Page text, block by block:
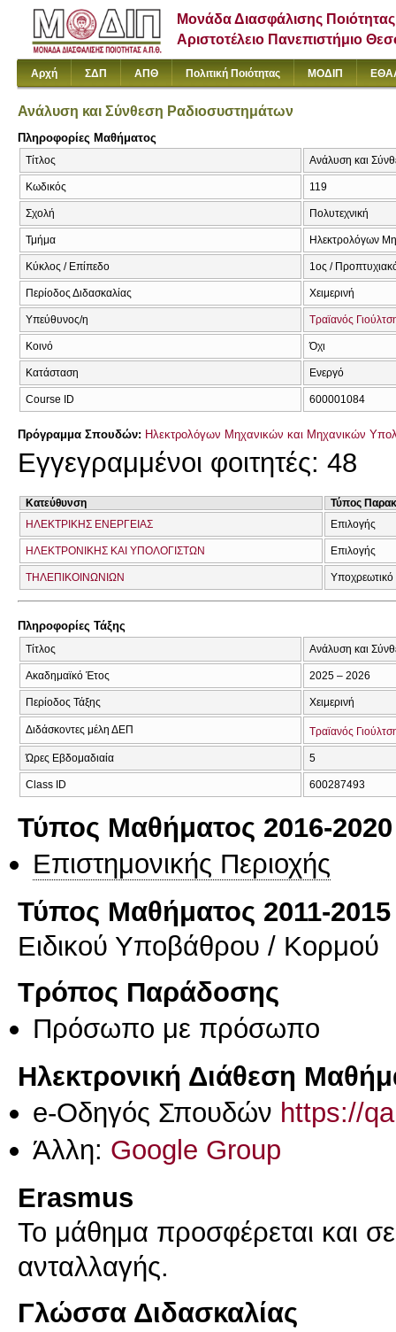
Μονάδα Διασφάλισης Ποιότητας
Αριστοτέλειο Πανεπιστήμιο
Αρχή ΣΔΠ ΑΠΘ Πολιτική Ποιότητας ΜΟΔΙΠ
Ανάλυση και Σύνθεση Ραδιοσυστημάτων
Πληροφορίες Μαθήματος
Τίτλος Ανάλυση και
Κωδικός 119
Σχολή Πολυτεχνική
Τμήμα Ηλεκτρολόγων
Κύκλος / Επίπεδο 1ος /
Περίοδος Διδασκαλίας Χειμερινή
Υπεύθυνος/η Τραϊανός
Κοινό Όχι
Κατάσταση Ενεργό
Course ID 600001084
Πρόγραμμα Σπουδών: Ηλεκτρολόγων Μηχανικών και Μηχανικών
Εγγεγραμμένοι φοιτητές: 48
Κατεύθυνση
Τύπος
ΗΛΕΚΤΡΙΚΗΣ ΕΝΕΡΓΕΙΑΣ
Επιλογής
ΗΛΕΚΤΡΟΝΙΚΗΣ ΚΑΙ ΥΠΟΛΟΓΙΣΤΩΝ Επιλογής
ΤΗΛΕΠΙΚΟΙΝΩΝΙΩΝ Υποχρεωτικό
Πληροφορίες Τάξης
Τίτλος Ανάλυση και
Ακαδημαϊκό Έτος 2025 – 2026
Περίοδος Τάξης Χειμερινή
Διδάσκοντες μέλη ΔΕΠ Τραϊανός
Ώρες Εβδομαδιαία 5
Class ID 600287493
Τύπος Μαθήματος 2016-2020
Επιστημονικής Περιοχής
Τύπος Μαθήματος 2011-2015
Ειδικού Υποβάθρου / Κορμού
Τρόπος Παράδοσης
Πρόσωπο με πρόσωπο
Ηλεκτρονική Διάθεση
e-Οδηγός Σπουδών https://
Άλλη: Google Group
Erasmus
Το μάθημα προσφέρεται και
ανταλλαγής.
Γλώσσα Διδασκαλίας